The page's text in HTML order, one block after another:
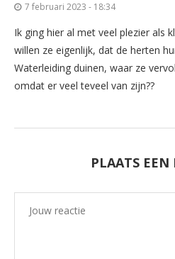
7 februari 2023 - 18:34
Ik ging hier al met veel plezier als
willen ze eigenlijk, dat de herten
Waterleiding duinen, waar ze
omdat er veel teveel van zijn??
PLAATS EEN